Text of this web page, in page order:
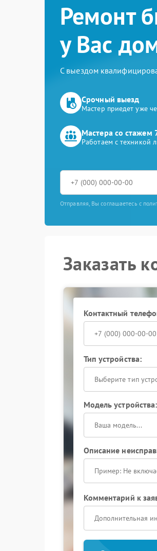
Ремонт
у Вас
С выездом
Срочный выезд
Мастер приедет уже
Мастера со стажем
Работаем с техникой
Отправляя, Вы соглашаетесь с
Заказать
Контактный
Тип устройства:
Выберите тип
Модель устройства:
Описание
Комментарий к